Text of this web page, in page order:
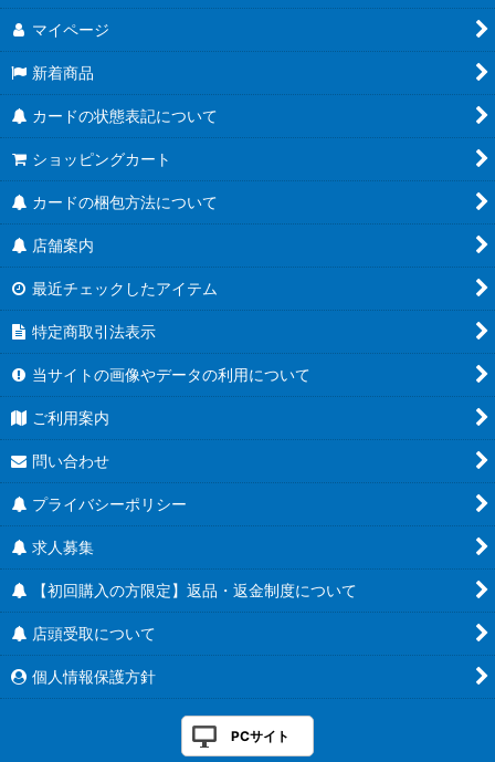
マイページ
新着商品
カードの状態表記について
ショッピングカート
カードの梱包方法について
店舗案内
最近チェックしたアイテム
特定商取引法表示
当サイトの画像やデータの利用について
ご利用案内
問い合わせ
プライバシーポリシー
求人募集
【初回購入の方限定】返品・返金制度について
店頭受取について
個人情報保護方針
PCサイト